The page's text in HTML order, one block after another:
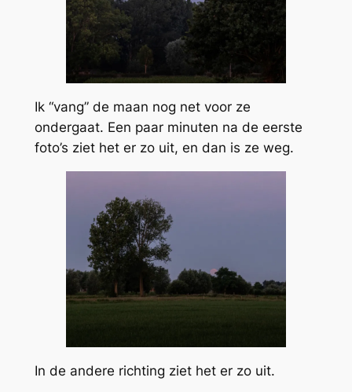
Ik “vang” de maan nog net voor ze
ondergaat. Een paar minuten na de eerste
foto’s ziet het er zo uit, en dan is ze weg.
In de andere richting ziet het er zo uit.